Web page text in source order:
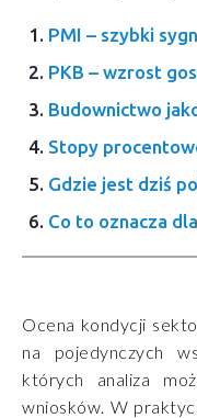
PMI – szybki
PKB – wzrost
Budownictwo
Stopy
Gdzie jest dziś
Co to oznacza
Ocena kondycji
na pojedynczych
których analiza
wniosków. W